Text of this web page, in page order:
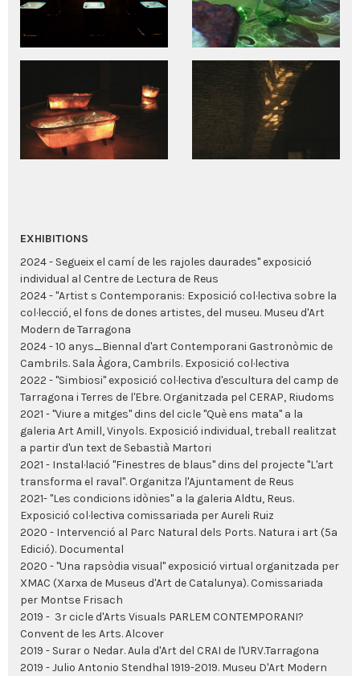
EXHIBITIONS
2024 - Segueix el camí de les rajoles daurades" exposició
individual al Centre de Lectura de Reus
2024 - "Artist s Contemporanis: Exposició col·lectiva sobre la
col·lecció, el fons de dones artistes, del museu. Museu d'Art
Modern de Tarragona
2024 - 10 anys_Biennal d'art Contemporani Gastronòmic de
Cambrils. Sala Àgora, Cambrils. Exposició col·lectiva
2022​ -"Simbiosi" exposició col·lectiva d'escultura del camp de
Tarragona i Terres de l'Ebre. Organitzada pel CERAP, Riudoms
2021 -"Viure a mitges" dins del cicle "Què ens mata" a la
galeria Art Amill, Vinyols. Exposició individual, treball realitzat
a partir d'un text de Sebastià Martori
2021 - Instal·lació "Finestres de blaus" dins del projecte "L'art
transforma el raval". Organitza l'Ajuntament de Reus
2021- "Les condicions idònies" a la galeria Aldtu, Reus.
Exposició col·lectiva comissariada per Aureli Ruiz
2020 - Intervenció al Parc Natural dels Ports. Natura i art (5a
Edició). Documental
2020 - "Una rapsòdia visual" exposició virtual organitzada per
XMAC (Xarxa de Museus d'Art de Catalunya). Comissariada
per Montse Frisach
2019 - 3r cicle d'Arts Visuals PARLEM CONTEMPORANI?
Convent de les Arts. Alcover
2019 - Surar o Nedar. Aula d'Art del CRAI de l'URV.Tarragona
2019 - Julio Antonio Stendhal 1919-2019. Museu D'Art Modern